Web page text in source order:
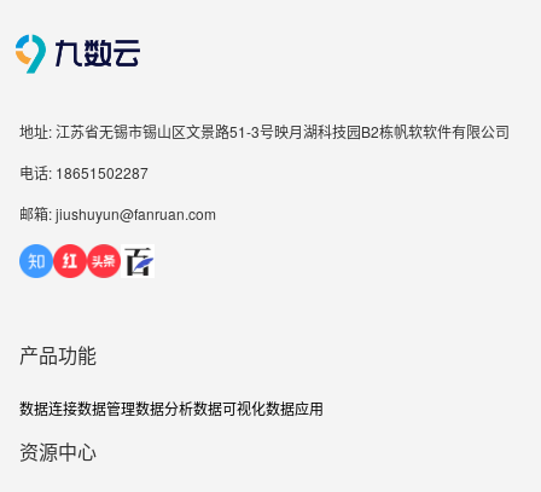
地址: 江苏省无锡市锡山区文景路51-3号映月湖科技园B2栋帆软软件有限公司
电话: 18651502287
邮箱: jiushuyun@fanruan.com
产品功能
数据连接数据管理数据分析数据可视化数据应用
资源中心